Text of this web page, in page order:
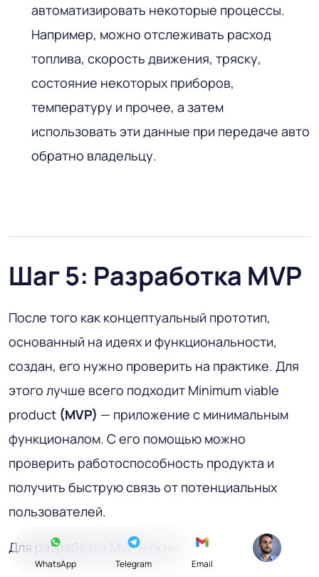
автоматизировать некоторые процессы.
Например, можно отслеживать расход
топлива, скорость движения, тряску,
состояние некоторых приборов,
температуру и прочее, а затем
использовать эти данные при передаче авто
обратно владельцу.
Шаг 5: Разработка MVP
После того как концептуальный прототип,
основанный на идеях и функциональности,
создан, его нужно проверить на практике. Для
этого лучше всего подходит Minimum viable
product (MVP) — приложение с минимальным
функционалом. С его помощью можно
проверить работоспособность продукта и
получить быструю связь от потенциальных
пользователей.
Для разработки MVP нужны:
WhatsApp Telegram Email